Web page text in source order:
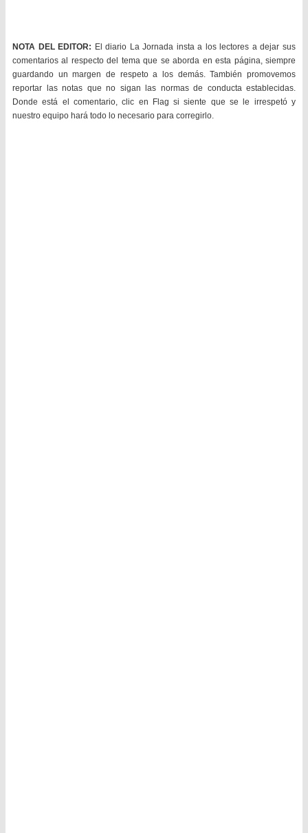
NOTA DEL EDITOR: El diario La Jornada insta a los lectores a dejar sus
comentarios al respecto del tema que se aborda en esta página, siempre
guardando un margen de respeto a los demás. También promovemos
reportar las notas que no sigan las normas de conducta establecidas.
Donde está el comentario, clic en Flag si siente que se le irrespetó y
nuestro equipo hará todo lo necesario para corregirlo.